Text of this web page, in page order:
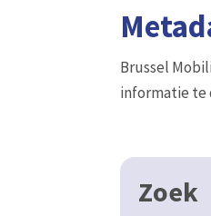
Brussel
informatie te
Zoek